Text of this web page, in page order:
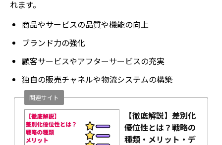
れます。
商品やサービスの品質や機能の向上
ブランド力の強化
顧客サービスやアフターサービスの充実
独自の販売チャネルや物流システムの構築
【徹底解説】差別化
優位性とは？戦略の
種類・メリット・デ
関連サイト